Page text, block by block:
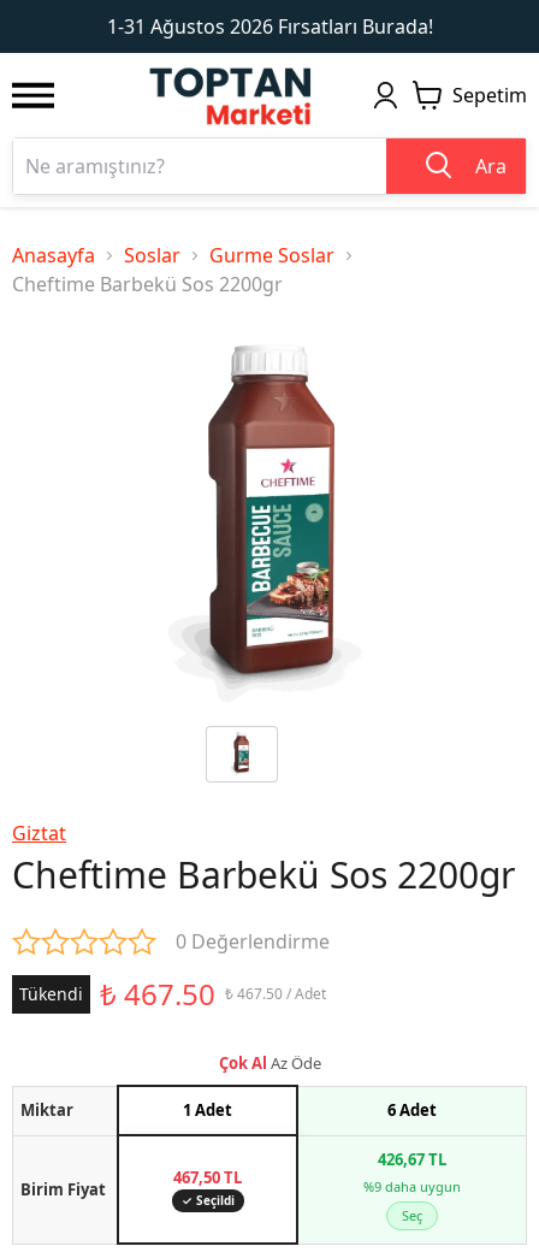
1-31 Ağustos 2026 Fırsatları Burada!
1 2
Sepetim
Ara
Anasayfa Soslar
Gurme Soslar
Cheftime Barbekü Sos 2200gr
Giztat
Cheftime Barbekü Sos 2200gr
0 Değerlendirme
Tükendi ₺ 467.50 ₺ 467.50 / Adet
Çok Al Az Öde
Miktar 1 Adet 6 Adet
Birim Fiyat
467,50 TL
✓ Seçildi
426,67 TL
%9 daha uygun
Seç